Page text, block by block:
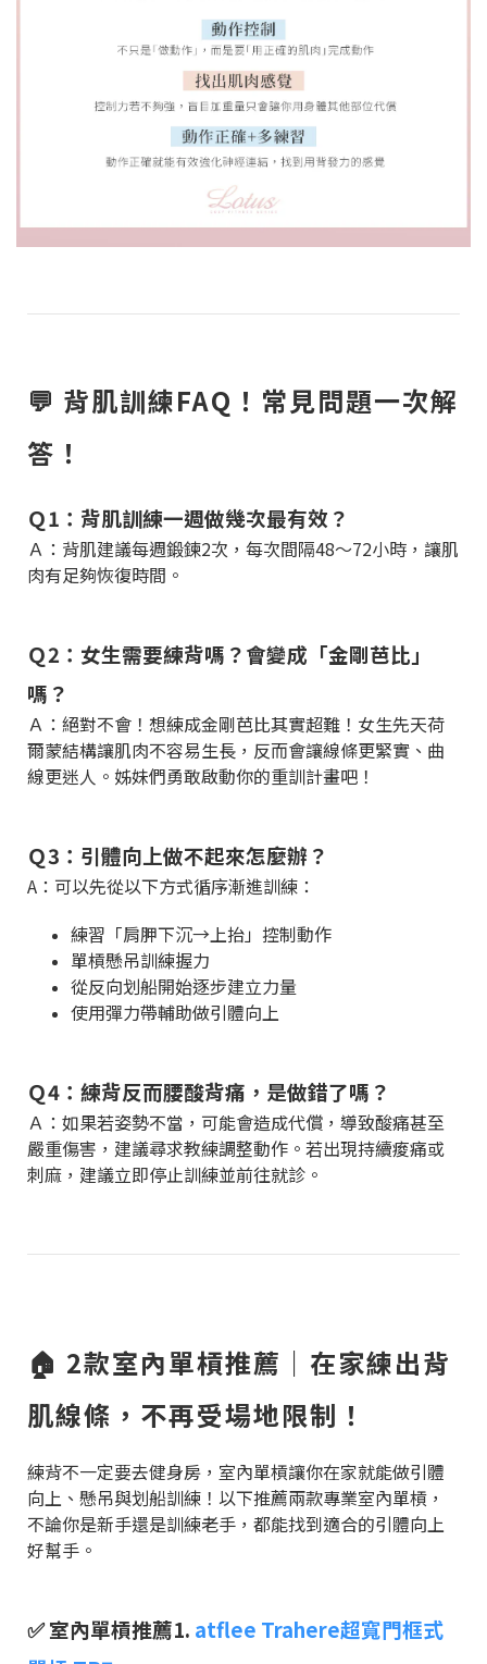
💬 背肌訓練FAQ！常見問題一次解
答！
Ｑ1：背肌訓練一週做幾次最有效？
Ａ：背肌建議每週鍛鍊2次，每次間隔48～72小時，讓肌
肉有足夠恢復時間。
Ｑ2：女生需要練背嗎？會變成「金剛芭比」
嗎？
Ａ：絕對不會！想練成金剛芭比其實超難！女生先天荷
爾蒙結構讓肌肉不容易生長，反而會讓線條更緊實、曲
線更迷人。姊妹們勇敢啟動你的重訓計畫吧！
Ｑ3：引體向上做不起來怎麼辦？
A：可以先從以下方式循序漸進訓練：
練習「肩胛下沉→上抬」控制動作
單槓懸吊訓練握力
從反向划船開始逐步建立力量
使用彈力帶輔助做引體向上
Ｑ4：練背反而腰酸背痛，是做錯了嗎？
Ａ：如果若姿勢不當，可能會造成代償，導致酸痛甚至
嚴重傷害，建議尋求教練調整動作。若出現持續痠痛或
刺麻，建議立即停止訓練並前往就診。
🏠 2款室內單槓推薦｜在家練出背
肌線條，不再受場地限制！
練背不一定要去健身房，室內單槓讓你在家就能做引體
向上、懸吊與划船訓練！以下推薦兩款專業室內單槓，
不論你是新手還是訓練老手，都能找到適合的引體向上
好幫手。
✅ 室內單槓推薦1. atflee Trahere超寬門框式